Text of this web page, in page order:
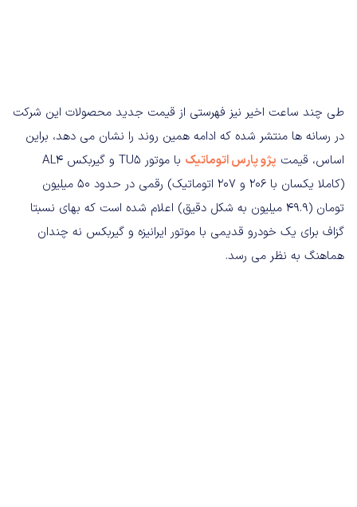
طی چند ساعت اخیر نیز فهرستی از قیمت جدید محصولات این شرکت
در رسانه ها منتشر شده که ادامه همین روند را نشان می دهد، براین
اساس، قیمت پژو پارس اتوماتیک
با موتور TU5 و گیربکس AL4
(کاملا یکسان با 206 و 207 اتوماتیک) رقمی در حدود 50 میلیون
تومان (49.9 میلیون به شکل دقیق) اعلام شده است که بهای نسبتا
گزاف برای یک خودرو قدیمی با موتور ایرانیزه و گیربکس نه چندان
هماهنگ به نظر می رسد.